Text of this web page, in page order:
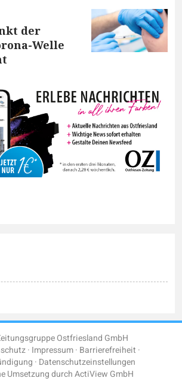
der
Welle
Ostfriesland GmbH
Impressum Barrierefreiheit
Datenschutzeinstellungen
Umsetzung durchActiView GmbH